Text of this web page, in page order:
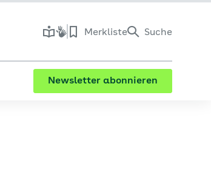
Merkliste Suche
Newsletter abonnieren